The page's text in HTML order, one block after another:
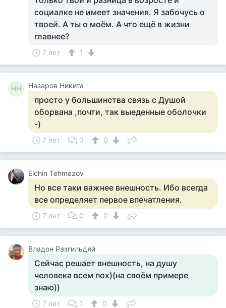
социалке не имеет значения. Я забочусь о
твоей. А ты о моём. А что ещё в жизни
главнее?
7 лет 1
НН Назаров Никита
просто у большинства связь с Душой
оборвана ,почти, так выеденные оболочки
-)
7 лет 0 0
Elchin Tehmezov
Но все таки важнее внешность. Ибо всегда
все определяет первое впечатления.
7 лет 0 0
Владон Разгильдяй
Сейчас решает внешность, на душу
человека всем пох)(на своём примере
знаю))
7 лет 1 0